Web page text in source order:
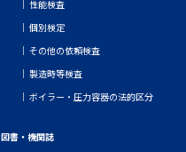
性能検査
個別検定
その他の依頼検査
製造時等検査
ボイラー・圧力容器の法的区分
図書・機関誌